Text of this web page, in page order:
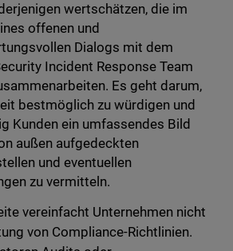
wertschätzen, die im
offenen und
Dialogs mit dem
Incident Response Team
Es geht darum,
bestmöglich zu würdigen und
Kunden ein umfassendes Bild
außen aufgedeckten
und eventuellen
zu vermitteln.
vereinfacht Unternehmen nicht
von Compliance-Richtlinien.